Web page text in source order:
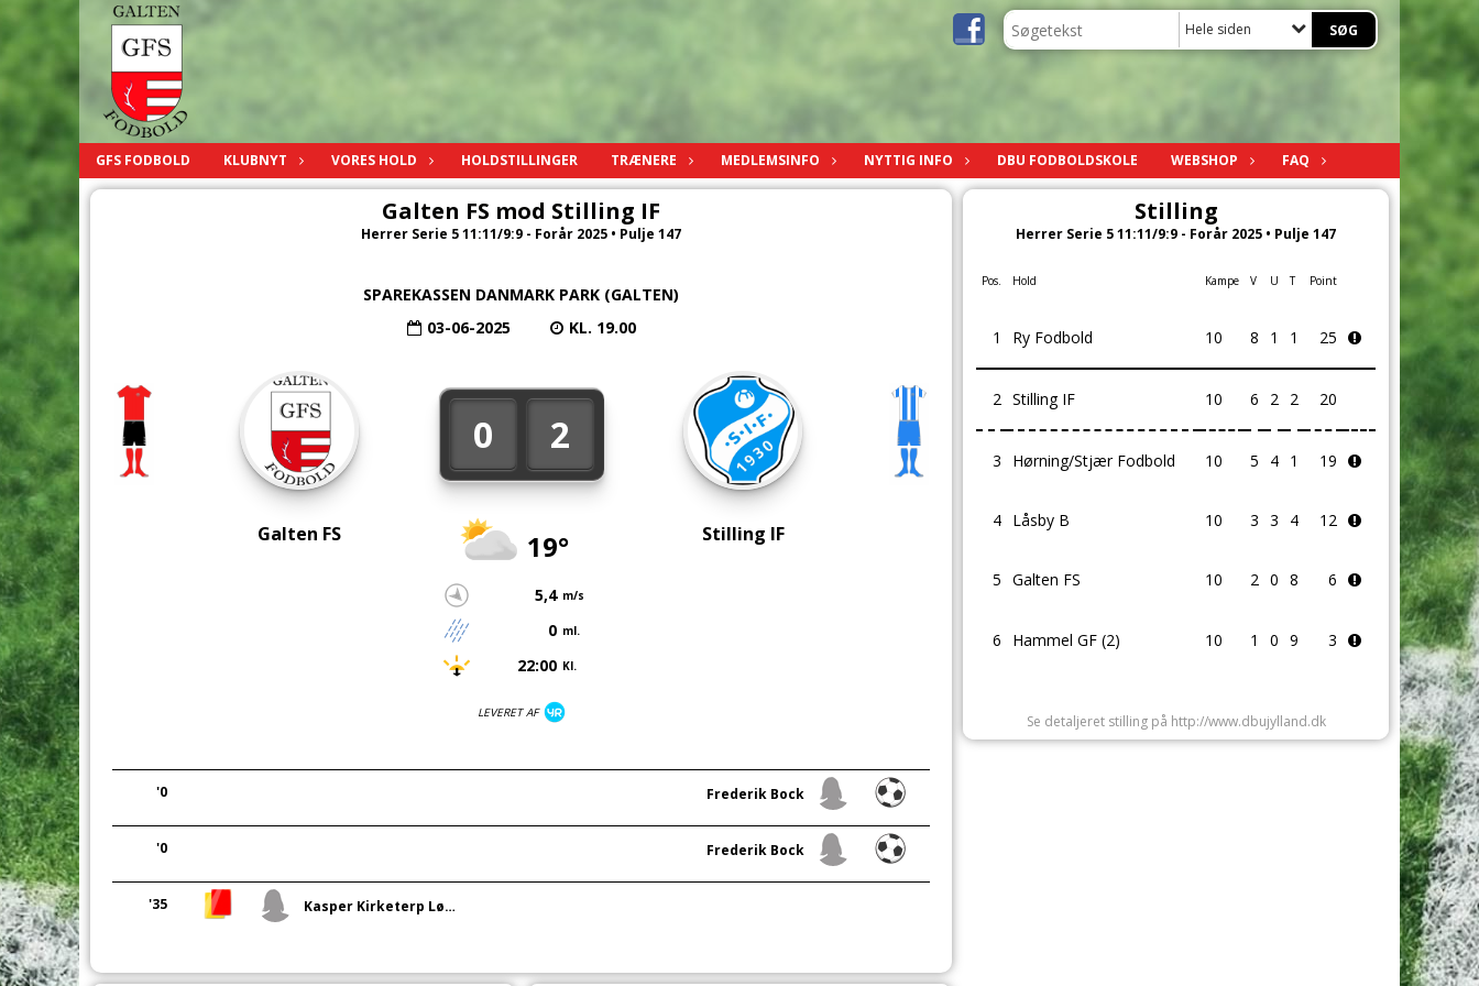
Hele siden
GFS FODBOLD KLUBNYT VORES HOLD HOLDSTILLINGER TRÆNERE MEDLEMSINFO NYTTIG INFO DBU FODBOLDSKOLE WEBSHOP FAQ
Galten FS mod Stilling IF
Herrer Serie 5 11:11/9:9 - Forår 2025 • Pulje 147
SPAREKASSEN DANMARK PARK (GALTEN)
03-06-2025
KL. 19.00
Galten FS
0 2
19°
5,4 m/s
0 ml.
22:00 Kl.
LEVERET AF
Stilling IF
'0 Frederik Bock
'0 Frederik Bock
'35 Kasper Kirketerp Løcke
Stilling
Herrer Serie 5 11:11/9:9 - Forår 2025 • Pulje 147
Pos. Hold Kampe V U T Point
1 Ry Fodbold 10 8 1 1 25
2 Stilling IF 10 6 2 2 20
3 Hørning/Stjær Fodbold 10 5 4 1 19
4 Låsby B 10 3 3 4 12
5 Galten FS 10 2 0 8 6
6 Hammel GF (2) 10 1 0 9 3
Se detaljeret stilling på http://www.dbujylland.dk